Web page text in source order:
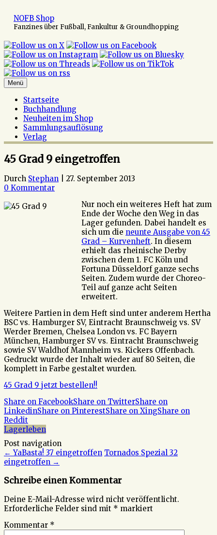
Inhalt
springen
NOFB Shop
Fanzines über Fußball, Fankultur & Groundhopping
Menü
Startseite
Buchhandlung
Neuheiten im Shop
Sammlungsauflösung
Verlag
45 Grad 9 eingetroffen
Durch Stephan
27. September 2013
0 Kommentar
Nur noch ein weiteres Heft hat zum
Ende der Woche den Weg in das
Lager gefunden. Dabei handelt es
sich um die neunte Ausgabe von 45
Grad – Kurvenheft. In diesem
erhielt das rheinische Derby
zwischen dem 1. FC Köln und
Fortuna Düsseldorf ganze sechs
Seiten. Zudem wurde der Choreo-
Teil auf ganze acht Seiten
erweitert.
Weitere Partien in dem Heft sind unter anderem Hertha
BSC vs. Hamburger SV, Eintracht Braunschweig vs. SV
Werder Bremen, Chelsea London vs. FC Bayern
München, Hamburger SV vs. Eintracht Braunschweig
sowie SV Waldhof Mannheim vs. Kickers Offenbach.
Gedruckt wurde der Inhalt wieder auf 80 Seiten, die
komplett in Farbe gestaltet wurden.
45 Grad 9 jetzt bestellen!!
Share on FacebookShare on TwitterShare on
LinkedinShare on PinterestShare on XingShare on
Reddit
Lagerleben
Post navigation
← YaBasta! 37 eingetroffen Tornados Spezial 32
eingetroffen →
Schreibe einen Kommentar
Deine E-Mail-Adresse wird nicht veröffentlicht.
Erforderliche Felder sind mit * markiert
Kommentar *